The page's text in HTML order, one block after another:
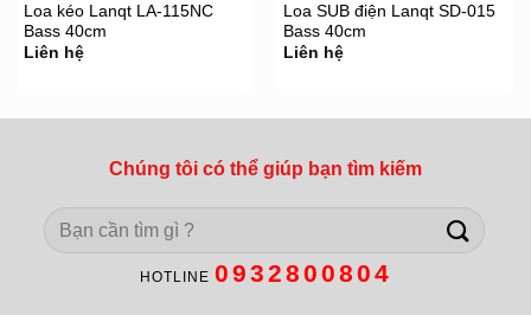
Loa kéo Lanqt LA-115NC
Bass 40cm
Liên hệ
Loa SUB điện Lanqt SD-015
Bass 40cm
Liên hệ
Chúng tôi có thể giúp bạn tìm kiếm
Search
for:
HOTLINE 0932800804